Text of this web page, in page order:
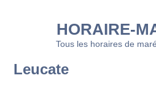
HORAIRE-
Tous les horaires de
Leucate